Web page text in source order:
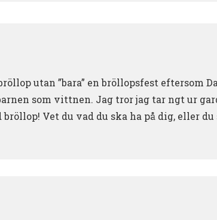
utan ”bara” en bröllopsfest eftersom
som vittnen. Jag tror jag tar ngt ur
bröllop! Vet du vad du ska ha på dig, eller